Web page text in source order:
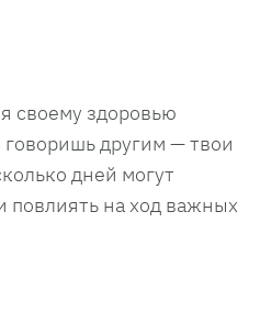
своему здоровью
другим — твои
дней могут
повлиять на ход важных